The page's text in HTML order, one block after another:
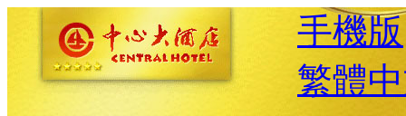
手機版
繁體